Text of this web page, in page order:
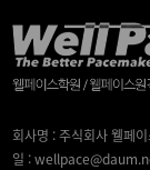
회사명 : 주식회사 웰페
일 :